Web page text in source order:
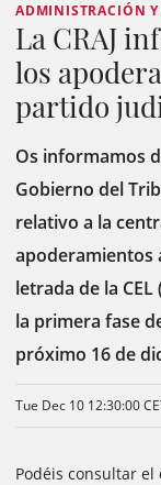
ADMINISTRACIÓN Y
La CRAJ
los
partido
Os informamos
Gobierno del
relativo a la
apoderamientos
letrada de la
la primera fase
próximo 16 de
Tue Dec 10 12:30:00
Podéis consultar